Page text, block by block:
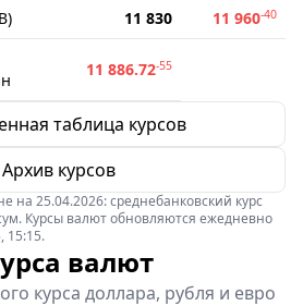
11 830 11 960-40
11 886.72-55
таблица курсов
Архив курсов
на 25.04.2026: среднебанковский курс
Курсы валют обновляются ежедневно
15:15.
валют
курса доллара, рубля и евро